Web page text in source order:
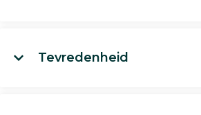
Tevredenheid